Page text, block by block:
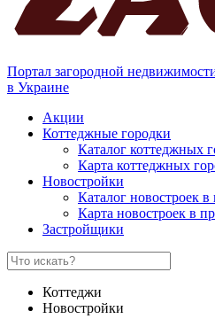
Портал загородной
в Украине
Акции
Коттеджные городки
Каталог коттеджных
Карта коттеджных
Новостройки
Каталог новостроек в
Карта новостроек в
Застройщики
Коттеджи
Новостройки